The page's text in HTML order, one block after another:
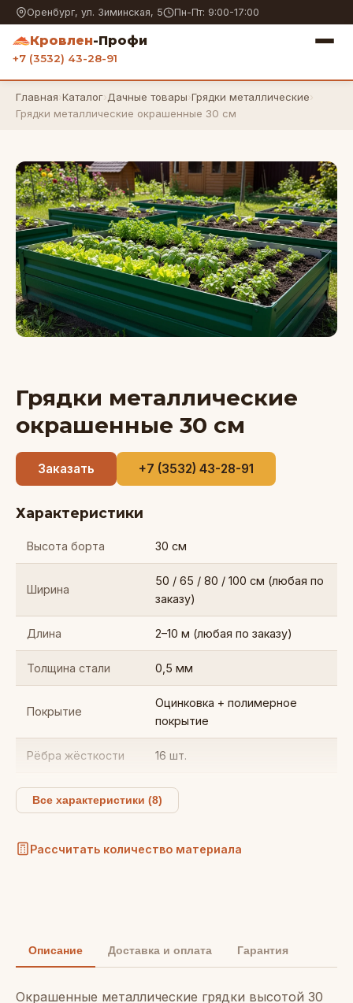
Оренбург, ул. Зиминская, 5 Пн-Пт: 9:00-17:00
Кровлен-Профи
+7 (3532) 43-28-91
Главная›Каталог›Дачные товары›Грядки металлические›
Грядки металлические окрашенные 30 см
Грядки металлические
окрашенные 30 см
Заказать +7 (3532) 43-28-91
Характеристики
Высота борта 30 см
Ширина
50 / 65 / 80 / 100 см (любая по
заказу)
Длина 2–10 м (любая по заказу)
Толщина стали 0,5 мм
Покрытие
Оцинковка + полимерное
покрытие
Рёбра жёсткости 16 шт.
Цвета 45 цветов на выбор
Все характеристики (8)
Рассчитать количество материала
Описание Доставка и оплата Гарантия
Окрашенные металлические грядки высотой 30